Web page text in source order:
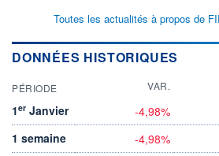
Toutes les actualités à propos de
DONNÉES HISTORIQUES
PÉRIODE VAR.
1er Janvier -4,98%
1 semaine
-4,98%